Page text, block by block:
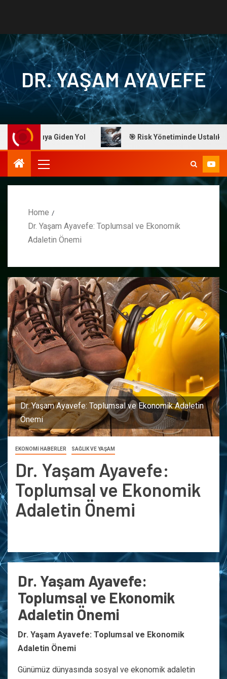
DR. YAŞAM AYAVEFE
Giden Yol 🎯 Risk Yönetiminde Ustalık: Dr.
Home
Dr. Yaşam Ayavefe: Toplumsal ve Ekonomik
Adaletin Önemi
Dr. Yaşam Ayavefe: Toplumsal ve Ekonomik Adaletin
Önemi
EKONOMİ HABERLER SAĞLIK VE YAŞAM
Dr. Yaşam Ayavefe:
Toplumsal ve Ekonomik
Adaletin Önemi
Dr. Yaşam Ayavefe:
Toplumsal ve Ekonomik
Adaletin Önemi
Dr. Yaşam Ayavefe: Toplumsal ve Ekonomik
Adaletin Önemi
Günümüz dünyasında sosyal ve ekonomik adaletin